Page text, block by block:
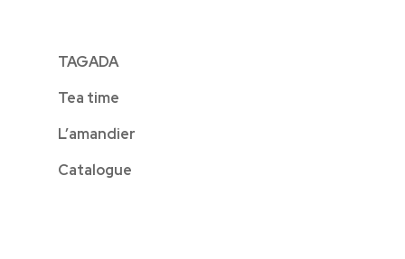
TAGADA
Tea time
L’amandier
Catalogue